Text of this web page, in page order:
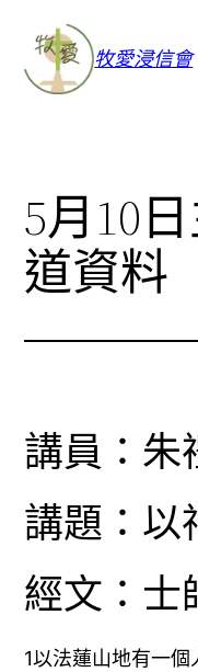
牧愛浸信會
5月10
道資料
講員：朱
講題：以
經文：士
1以法蓮山地有一個